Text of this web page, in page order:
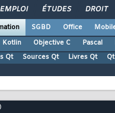
EMPLOI ÉTUDES DROIT
SGBD Office
Kotlin Objective C Pascal
Qt Sources Qt Livres Qt